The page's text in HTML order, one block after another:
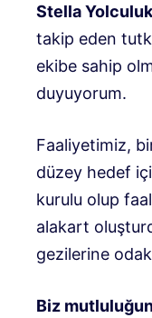
Stella
takip eden
ekibe sahip
duyuyorum.
Faaliyetimiz,
düzey hedef
kurulu olup
alakart
gezilerine
Biz